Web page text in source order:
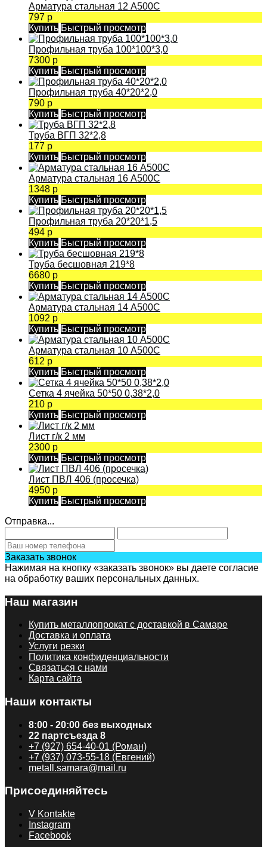
Арматура стальная 12 А500С
797 р
Купить Быстрый просмотр
Профильная труба 100*100*3,0
7300 р
Купить Быстрый просмотр
Профильная труба 40*20*2,0
790 р
Купить Быстрый просмотр
Труба ВГП 32*2,8
177 р
Купить Быстрый просмотр
Арматура стальная 16 А500С
1348 р
Купить Быстрый просмотр
Профильная труба 20*20*1,5
494 р
Купить Быстрый просмотр
Труба бесшовная 219*8
6680 р
Купить Быстрый просмотр
Арматура стальная 14 А500С
1092 р
Купить Быстрый просмотр
Арматура стальная 10 А500С
612 р
Купить Быстрый просмотр
Сетка 4 ячейка 50*50 0,38*2,0
210 р
Купить Быстрый просмотр
Лист г/к 2 мм
2300 р
Купить Быстрый просмотр
Лист ПВЛ 406 (просечка)
4950 р
Купить Быстрый просмотр
Отправка...
Заказать звонок
Нажимая на кнопку «заказать звонок» вы даете согласие
на обработку ваших персональных данных.
Наш магазин
Купить металлопрокат с доставкой в Самаре
Доставка и оплата
Услуги резки
Политика конфиденциальности
Связаться с нами
Карта сайта
Наши контакты
8:00 - 20:00 без выходных
22 партсъезда 8
+7 (927) 654-40-01 (Роман)
+7 (937) 073-55-18 (Евгений)
metall.samara@mail.ru
Присоединяйтесь
V Kontakte
Instagram
Facebook